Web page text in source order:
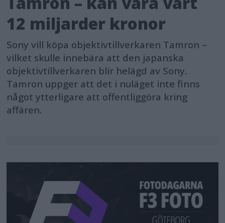
12 miljarder kronor
Sony vill köpa objektivtillverkaren Tamron –
vilket skulle innebära att den japanska
objektivtillverkaren blir helägd av Sony.
Tamron uppger att det i nuläget inte finns
något ytterligare att offentliggöra kring
affären.